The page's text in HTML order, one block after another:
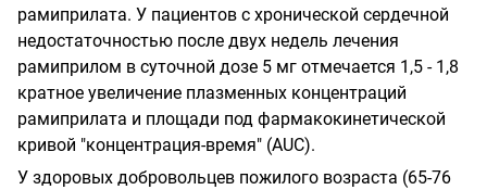
рамиприлата. У пациентов с хронической сердечной
недостаточностью после двух недель лечения
рамиприлом в суточной дозе 5 мг отмечается 1,5 - 1,8
кратное увеличение плазменных концентраций
рамиприлата и площади под фармакокинетической
кривой "концентрация-время" (AUC).
У здоровых добровольцев пожилого возраста (65-76